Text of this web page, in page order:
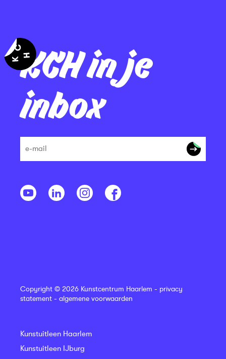
KCH in je
inbox
Copyright © 2026 Kunstcentrum Haarlem - privacy
statement - algemene voorwaarden
Kunstuitleen Haarlem
Kunstuitleen IJburg